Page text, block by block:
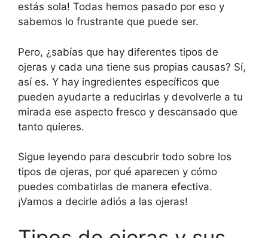
estás sola! Todas hemos pasado por eso y
sabemos lo frustrante que puede ser.
Pero, ¿sabías que hay diferentes tipos de
ojeras y cada una tiene sus propias causas? Sí,
así es. Y hay ingredientes específicos que
pueden ayudarte a reducirlas y devolverle a tu
mirada ese aspecto fresco y descansado que
tanto quieres.
Sigue leyendo para descubrir todo sobre los
tipos de ojeras, por qué aparecen y cómo
puedes combatirlas de manera efectiva.
¡Vamos a decirle adiós a las ojeras!